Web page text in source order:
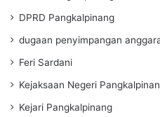
DPRD Pangkalpinang
dugaan penyimpangan
Feri Sardani
Kejaksaan Negeri
Kejari Pangkalpinang